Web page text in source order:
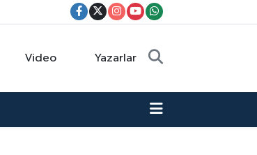
Video Yazarlar